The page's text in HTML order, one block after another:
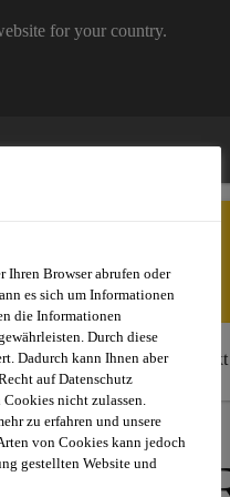
for your country.
Ansprechpartner Kontakt
Ihren Browser abrufen oder
es sich um Informationen
die Informationen
Durch diese
Dadurch kann Ihnen aber
auf Datenschutz
nicht zulassen.
zu erfahren und unsere
von Cookies kann jedoch
gestellten Website und